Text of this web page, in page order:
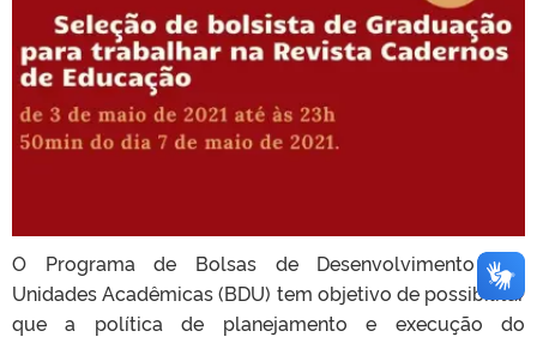
O Programa de Bolsas de Desenvolvimento nas
Unidades Acadêmicas (BDU) tem objetivo de possibilitar
que a política de planejamento e execução do